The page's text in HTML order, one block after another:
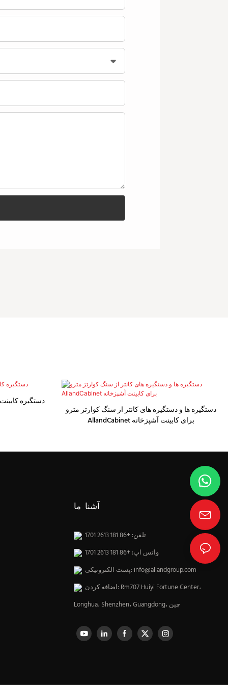
دستگیره
دستگیره ها و دستگیره های کانتر از سنگ کوارتز مترو
AllandCabinet برای کابینت آشپزخانه
آشنا ما
تلفن: +86 181 2613 1701
واتس اپ: +86 181 2613 1701
پست الکترونیکی: info@allandgroup.com
اضافه کردن: Rm707 Huiyi Fortune Center،
Longhua، Shenzhen، Guangdong، چین